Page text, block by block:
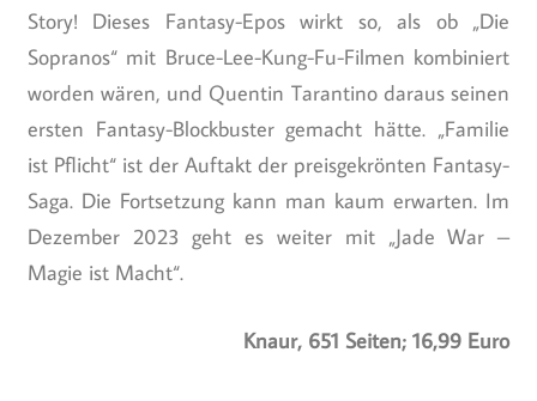
Story! Dieses Fantasy-Epos wirkt so, als ob „Die
Sopranos“ mit Bruce-Lee-Kung-Fu-Filmen kombiniert
worden wären, und Quentin Tarantino daraus seinen
ersten Fantasy-Blockbuster gemacht hätte. „Familie
ist Pflicht“ ist der Auftakt der preisgekrönten Fantasy-
Saga. Die Fortsetzung kann man kaum erwarten. Im
Dezember 2023 geht es weiter mit „Jade War –
Magie ist Macht“.
Knaur, 651 Seiten; 16,99 Euro